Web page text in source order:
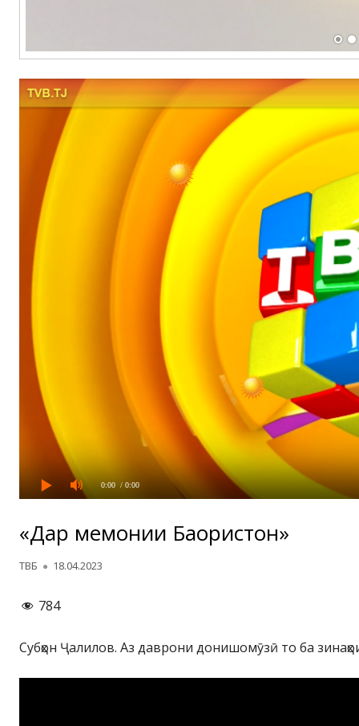
0:00 / 0:00
«Дар меҳмонии Баҳористон»
Автор
ТВБ Опубликовано
18.04.2023
784
Субҳон Ҷалилов. Аз даврони донишомӯзӣ то ба